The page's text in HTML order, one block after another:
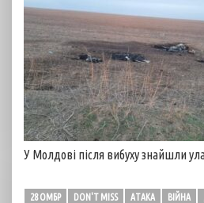
У Молдові після вибуху знайшли
28 ОМБР DON'T MISS АТАКА ВІЙНА